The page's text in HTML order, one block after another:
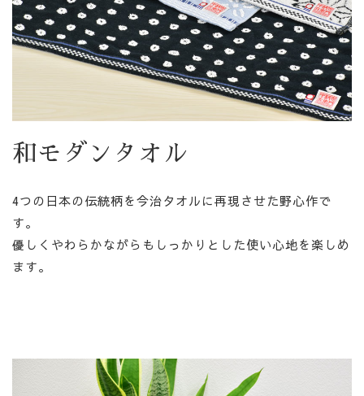
和モダンタオル
4つの日本の伝統柄を今治タオルに再現させた野心作で
す。
優しくやわらかながらもしっかりとした使い心地を楽しめ
ます。